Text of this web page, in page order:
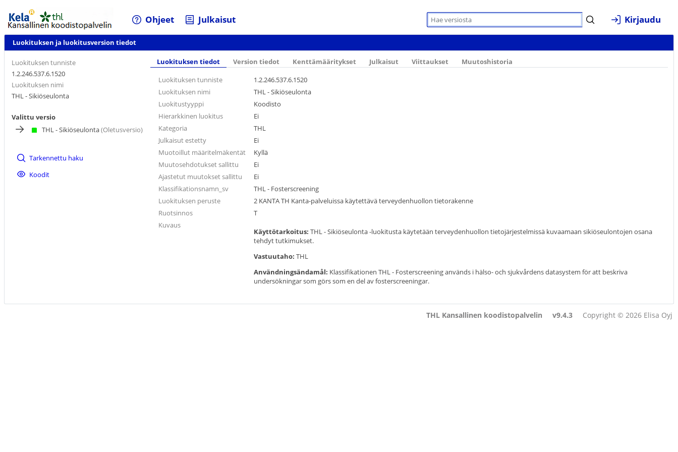
Ohjeet Julkaisut Kirjaudu
Luokituksen ja luokitusversion tiedot
Luokituksen tunniste
1.2.246.537.6.1520
Luokituksen nimi
THL - Sikiöseulonta
Valittu versio
THL - Sikiöseulonta(Oletusversio)
Tarkennettu haku
Koodit
Luokituksen tiedot Version tiedot Kenttämääritykset Julkaisut Viittaukset Muutoshistoria
Luokituksen tunniste
1.2.246.537.6.1520
Luokituksen nimi
THL - Sikiöseulonta
Luokitustyyppi
Koodisto
Hierarkkinen luokitus
Ei
Kategoria
THL
Julkaisut estetty
Ei
Muotoillut määritelmäkentät
Kyllä
Muutosehdotukset sallittu
Ei
Ajastetut muutokset sallittu
Ei
Klassifikationsnamn_sv
THL - Fosterscreening
Luokituksen peruste
2 KANTA TH Kanta-palveluissa käytettävä terveydenhuollon tietorakenne
Ruotsinnos
T
Kuvaus
Käyttötarkoitus: THL - Sikiöseulonta -luokitusta käytetään terveydenhuollon tietojärjestelmissä kuvaamaan sikiöseulontojen osana
tehdyt tutkimukset.
Vastuutaho: THL
Användningsändamål: Klassifikationen THL - Fosterscreening används i hälso- och sjukvårdens datasystem för att beskriva
undersökningar som görs som en del av fosterscreeningar.
THL Kansallinen koodistopalvelin v9.4.3 Copyright © 2026 Elisa Oyj